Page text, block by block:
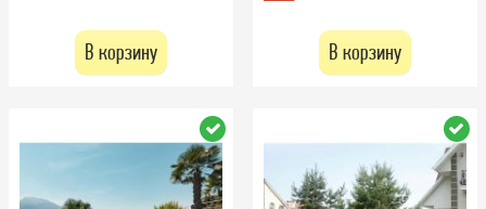
В корзину В корзину